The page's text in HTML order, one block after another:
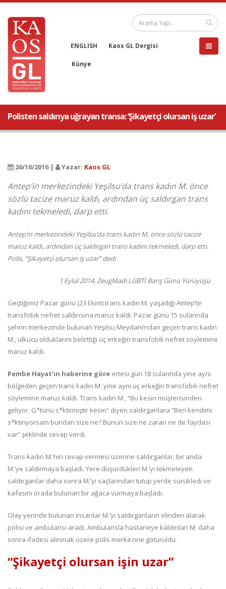
ENGLISH Kaos GL Dergisi
Künye
Polisten saldırıya uğrayan transa: ‘Şikayetçi olursan iş uzar’
26/10/2016 | Yazar: Kaos GL
Antep’in merkezindeki Yeşilsu’da trans kadın M. önce
sözlü tacize maruz kaldı, ardından üç saldırgan trans
kadını tekmeledi, darp etti.
Antep’in merkezindeki Yeşilsu’da trans kadın M. önce sözlü tacize
maruz kaldı, ardından üç saldırgan trans kadını tekmeledi, darp etti.
Polis, “Şikayetçi olursan iş uzar” dedi.
1 Eylül 2014, ZeugMadi LGBTİ Barış Günü Yürüyüşü
Geçtiğimiz Pazar günü (23 Ekim) trans kadın M. yaşadığı Antep’te
transfobik nefret saldırısına maruz kaldı. Pazar günü 15 sularında
şehrin merkezinde bulunan Yeşilsu Meydanı’ndan geçen trans kadın
M., ülkücü olduklarını belirttiği üç erkeğin transfobik nefret söylemine
maruz kaldı.
Pembe Hayat’ın haberine göre ertesi gün 18 sularında yine aynı
bölgeden geçen trans kadın M. yine aynı üç erkeğin transfobik nefret
söylemine maruz kaldı. Trans kadın M., “Bu kesin müşterisinden
geliyor. G*tünü s*ktirmiştir kesin” diyen saldırganlara “Ben kendimi
s*ktiriyorsam bundan size ne? Bunun size ne zararı ne de faydası
var” şeklinde cevap verdi.
Trans kadın M.’nin cevap vermesi üzerine saldırganlar, bir anda
M.’ye saldırmaya başladı. Yere düşürdükleri M.’yi tekmeleyen
saldırganlar daha sonra M.’yi saçlarından tutup yerde sürükledi ve
kafasını orada bulunan bir ağaca vurmaya başladı.
Olay yerinde bulunan insanlar M.’yi saldırganların elinden alarak
polisi ve ambulansı aradı. Ambulansla hastaneye kaldırılan M. daha
sonra ifadesi alınmak üzere polis merkezine götürüldü.
“Şikayetçi olursan işin uzar”